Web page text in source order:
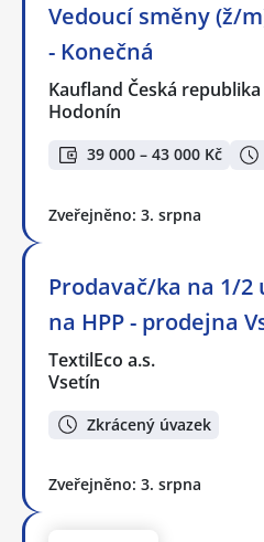
Vedoucí směny (ž/
- Konečná
Kaufland Česká
Hodonín
39 000 – 43 000 Kč
Zveřejněno: 3. srpna
Prodavač/ka na 1/2
na HPP - prodejna
TextilEco a.s.
Vsetín
Zkrácený úvazek
Zveřejněno: 3. srpna